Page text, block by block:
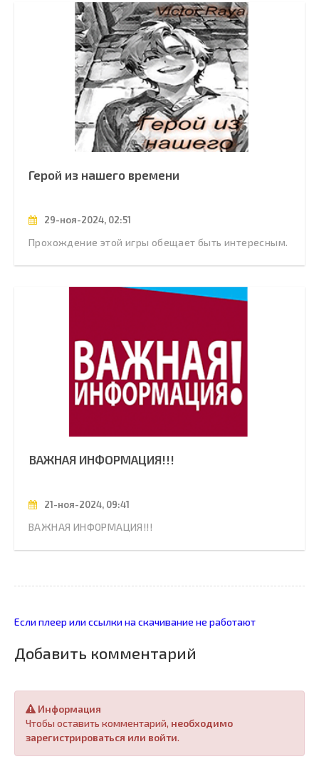
Герой из нашего времени
29-ноя-2024, 02:51
Прохождение этой игры обещает быть интересным.
ВАЖНАЯ ИНФОРМАЦИЯ!!!
21-ноя-2024, 09:41
ВАЖНАЯ ИНФОРМАЦИЯ!!!
Если плеер или ссылки на скачивание не работают
Добавить комментарий
Информация
Чтобы оставить комментарий, необходимо
зарегистрироваться или войти.